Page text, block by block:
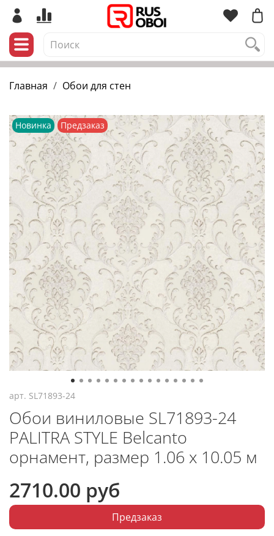
Главная Обои для стен
Новинка Предзаказ
арт. SL71893-24
Обои виниловые SL71893-24
PALITRA STYLE Belcanto
орнамент, размер 1.06 х 10.05 м
2710.00 руб
Предзаказ